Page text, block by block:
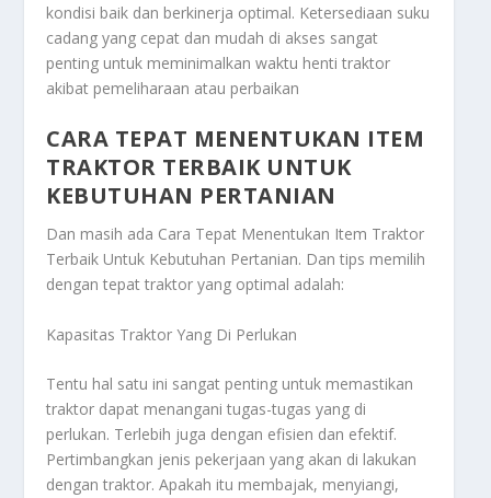
kondisi baik dan berkinerja optimal. Ketersediaan suku
cadang yang cepat dan mudah di akses sangat
penting untuk meminimalkan waktu henti traktor
akibat pemeliharaan atau perbaikan
CARA TEPAT MENENTUKAN ITEM
TRAKTOR TERBAIK UNTUK
KEBUTUHAN PERTANIAN
Dan masih ada Cara Tepat Menentukan Item Traktor
Terbaik Untuk Kebutuhan Pertanian. Dan tips memilih
dengan tepat traktor yang optimal adalah:
Kapasitas Traktor Yang Di Perlukan
Tentu hal satu ini sangat penting untuk memastikan
traktor dapat menangani tugas-tugas yang di
perlukan. Terlebih juga dengan efisien dan efektif.
Pertimbangkan jenis pekerjaan yang akan di lakukan
dengan traktor. Apakah itu membajak, menyiangi,